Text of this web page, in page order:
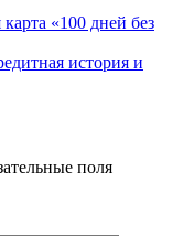
«100 дней без
история и
поля